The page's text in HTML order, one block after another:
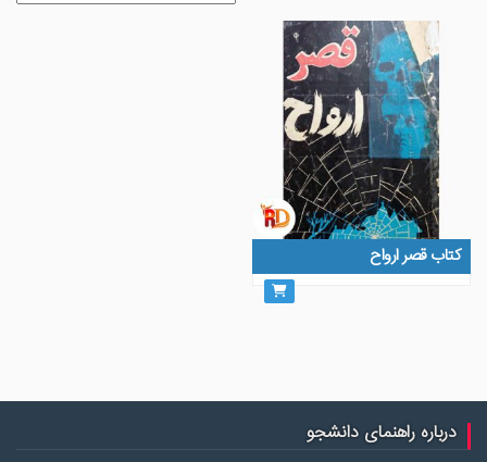
کتاب قصر ارواح
درباره راهنمای دانشجو